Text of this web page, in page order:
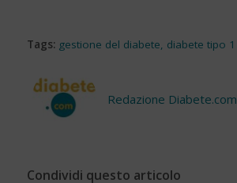
Tags: gestione del diabete, diabete tipo 1
Redazione Diabete.com
Condividi questo articolo